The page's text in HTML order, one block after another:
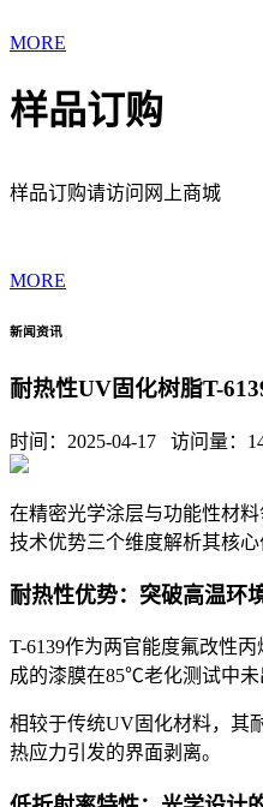
MORE
样品订购
样品订购请访问网上商城
MORE
新闻资讯
耐热性UV固化树脂T-
时间：2025-04-17 访问量：
在精密光学涂层与功能性材
技术优势三个维度解析其核心
耐热性优势：突破高温环
T-6139作为两官能度氟改性
成的漆膜在85℃老化测试中未
相较于传统UV固化材料，其
热应力引发的界面剥离。